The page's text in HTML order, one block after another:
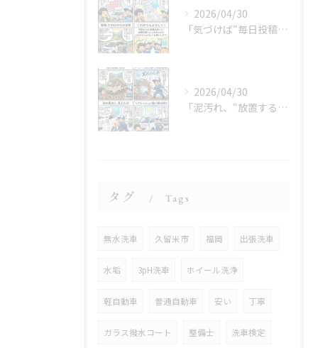
2026/04/30
「気づけば“毎日投稿”やってました😂」
2026/04/30
「泥汚れ、“放置すると最強クラス”です😇」
タグ Tags
無水洗車 久留米市 福岡 出張洗車
水垢 3pH洗車 ホイール洗浄
軽自動車 普通自動車 安い 丁寧
ガラス撥水コート 整備士 洗車検定